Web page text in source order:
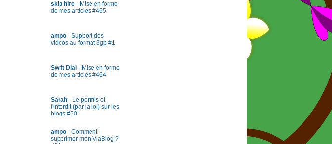
skip hire - Mise en forme
de mes articles #465
ampo - Support des
videos au format 3gp #1
Swift Dial - Mise en forme
de mes articles #464
Sarah - Le permis et
l'interdit (par la loi) sur les
blogs #50
ampo - Comment
supprimer mon ViaBlog ?